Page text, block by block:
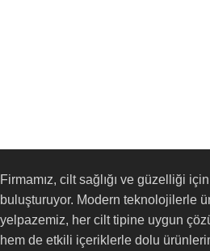
Firmamız, cilt sağlığı ve güzelliği
buluşturuyor. Modern teknolojilerle
yelpazemiz, her cilt tipine uygun
hem de etkili içeriklerle dolu